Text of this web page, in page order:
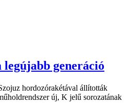
generáció
hordozórakétával állították
új, K jelű sorozatának